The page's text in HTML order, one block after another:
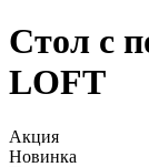
Стол с
LOFT
Акция
Новинка